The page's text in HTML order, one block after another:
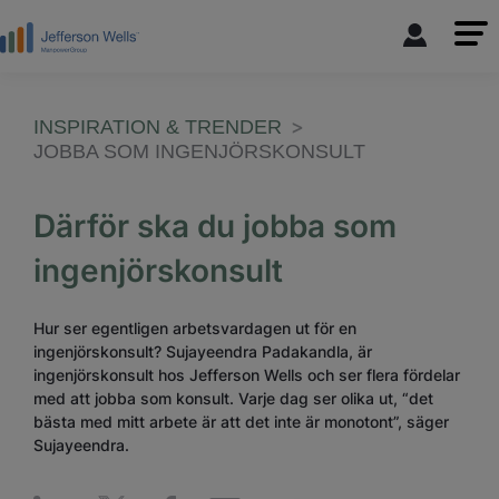
INSPIRATION & TRENDER
JOBBA SOM INGENJÖRSKONSULT
Därför ska du jobba som
ingenjörskonsult
Hur ser egentligen arbetsvardagen ut för en
ingenjörskonsult? Sujayeendra Padakandla, är
ingenjörskonsult hos Jefferson Wells och ser flera fördelar
med att jobba som konsult. Varje dag ser olika ut, “det
bästa med mitt arbete är att det inte är monotont”, säger
Sujayeendra.